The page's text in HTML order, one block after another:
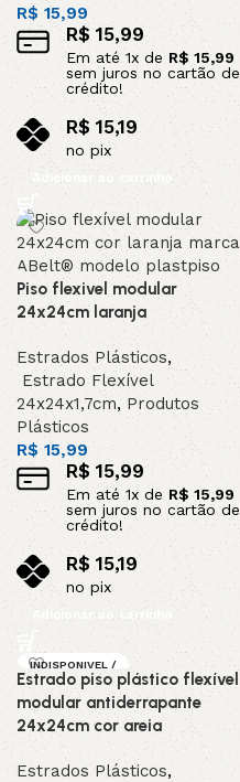
R$15,99
R$15,99
Em até 1x de R$ 15,99
sem juros no cartão de
crédito!
R$ 15,19
no pix
Adicionar ao carrinho
Piso flexivel modular
24x24cm laranja
Estrados Plásticos,
Estrado Flexível
24x24x1,7cm, Produtos
Plásticos
R$15,99
R$ 15,99
Em até1x de R$15,99
sem juros no cartão de
crédito!
R$15,19
no pix
Adicionar ao carrinho
INDISPONIVEL /
SOB ENCOMEND
A
Estrado piso plástico flexível
modular antiderrapante
24x24cm cor areia
Estrados Plásticos,